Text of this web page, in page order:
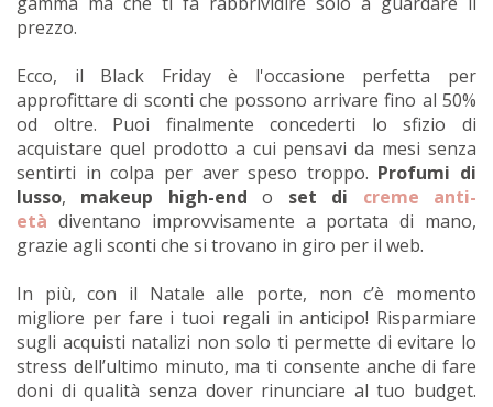
prezzo.
Ecco, il Black Friday è l'occasione perfetta per
approfittare di sconti che possono arrivare fino al 50%
od oltre. Puoi finalmente concederti lo sfizio di
acquistare quel prodotto a cui pensavi da mesi senza
sentirti in colpa per aver speso troppo. Profumi di
lusso, makeup high-endo set di creme anti-
età diventano improvvisamente a portata di mano,
grazie agli sconti che si trovano in giro per il web.
In più, con il Natale alle porte, non c’è momento
migliore per fare i tuoi regali in anticipo! Risparmiare
sugli acquisti natalizi non solo ti permette di evitare lo
stress dell’ultimo minuto, ma ti consente anche di fare
doni di qualità senza dover rinunciare al tuo budget.